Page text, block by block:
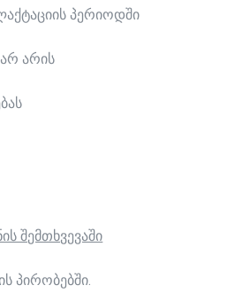
პერიოდში
არ არის
შემთხვევაში
პირობებში.